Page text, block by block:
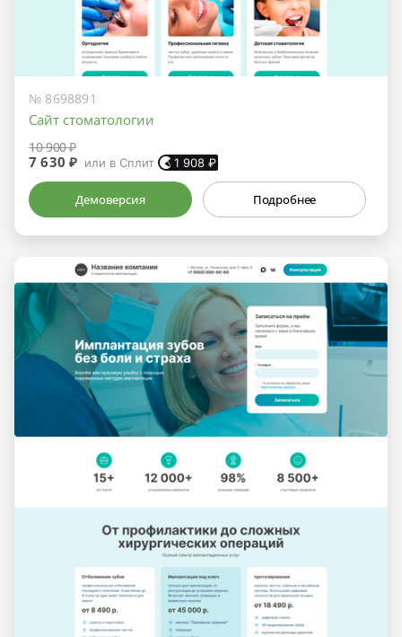
№ 8698891
Сайт стоматологии
10 900 ₽
7 630 ₽ или в Сплит 1 908 ₽
Демоверсия Подробнее